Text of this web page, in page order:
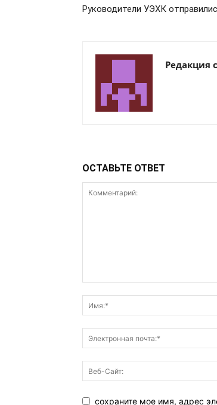
Руководители УЭХК
Редакция
ОСТАВЬТЕ ОТВЕТ
сохраните мое имя, адрес